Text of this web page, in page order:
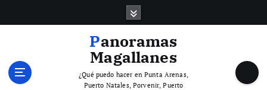
Panoramas
Magallanes
¿Qué puedo hacer en Punta Arenas,
Puerto Natales, Porvenir, Puerto